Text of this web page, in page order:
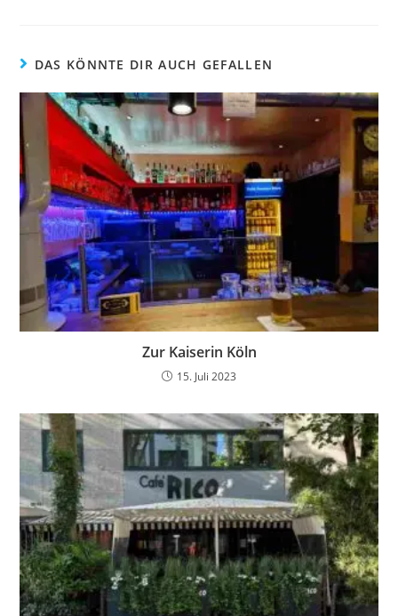
DAS KÖNNTE DIR AUCH GEFALLEN
Zur Kaiserin Köln
15. Juli 2023